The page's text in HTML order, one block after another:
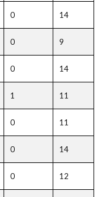
0 14
0 9
0 14
1 11
0 11
0 14
0 12